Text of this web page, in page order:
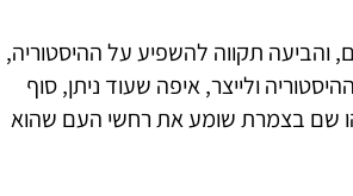
והביעה תקווה להשפיע על ההיסטוריה,
ולייצר, איפה שעוד ניתן, סוף
שם בצמרת שומע את רחשי העם שהוא